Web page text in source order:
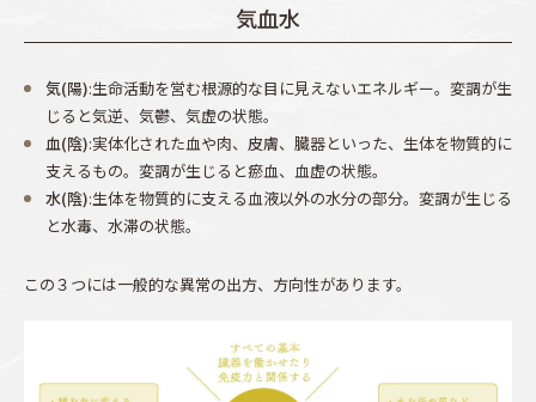
気血水
気(陽):生命活動を営む根源的な目に見えないエネルギー。変調が生
じると気逆、気鬱、気虚の状態。
血(陰):実体化された血や肉、皮膚、臓器といった、生体を物質的に
支えるもの。変調が生じると瘀血、血虚の状態。
水(陰):生体を物質的に支える血液以外の水分の部分。変調が生じる
と水毒、水滞の状態。
この３つには一般的な異常の出方、方向性があります。